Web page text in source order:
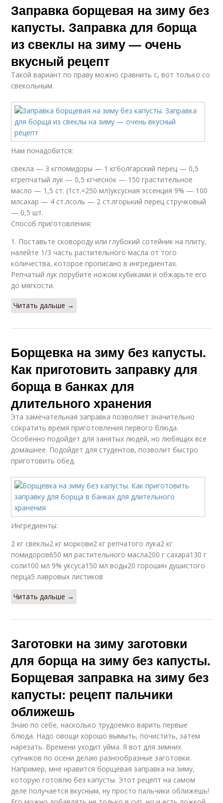
Заправка борщевая на зиму без
капусты. Заправка для борща
из свеклы на зиму — очень
вкусный рецепт
Такой вариант по праву можно сравнить с, вот только со
свекольным.
Нам понадобится:
свекла — 3 кгпомидоры — 1 кгболгарский перец — 0,5
кгрепчатый лук — 0,5 кгчеснок — 150 грастительное
масло — 1,5 ст. (1ст.=250 мл)уксусная эссенция 9% — 100
млсахар — 4 ст.лсоль — 2 ст.лгорький перец стручковый
— 0,5 шт.
Способ приготовления:
1. Поставьте сковороду или глубокий сотейник на плиту,
налейте 1/3 часть растительного масла от того
количества, которое прописано в ингредиентах.
Репчатый лук порубите ножом кубиками и обжарьте его
до мягкости.
Читать дальше →
Борщевка на зиму без капусты.
Как приготовить заправку для
борща в банках для
длительного хранения
Эта замечательная заправка позволяет значительно
сократить время приготовления первого блюда.
Особенно подойдет для занятых людей, но любящих все
домашнее. Подойдет для студентов, позволит быстро
приготовить обед.
Ингредиенты:
2 кг свеклы2 кг моркови2 кг репчатого лука2 кг
помидоров650 мл растительного масла200 г сахара130 г
соли100 мл 9% уксуса150 мл воды20 горошин душистого
перца5 лавровых листиков
Читать дальше →
Заготовки на зиму заготовки
для борща на зиму без капусты.
Борщевая заправка на зиму без
капусты: рецепт пальчики
оближешь
Знаю по себе, насколько трудоемко варить первые
блюда. Надо овощи хорошо вымыть, почистить, затем
нарезать. Времени уходит уйма. Я вот для зимних
супчиков по осени делаю разнообразные заготовки.
Например, мне нравится борщевая заправка на зиму,
которую готовлю без капусты. Этот рецепт на самом
деле получается вкусным, ну просто пальчики оближешь!